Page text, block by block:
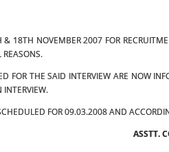
& 18TH NOVEMBER 2007 FOR
FOR THE SAID INTERVIEW ARE NOW
FOR 09.03.2008 AND
ASSTT.